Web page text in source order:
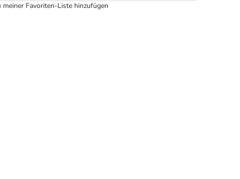
meiner Favoriten-Liste hinzufügen